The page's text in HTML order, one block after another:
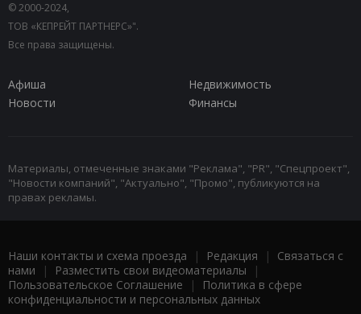
© 2000-2024,
ТОВ «КЕПРЕЙТ ПАРТНЕРС»".
Все права защищены.
Афиша
Недвижимость
Новости
Финансы
Материалы, отмеченные знаками "Реклама", "PR", "Спецпроект",
"Новости компаний", "Актуально", "Промо", публикуются на
правах рекламы.
Наши контакты и схема проезда | Редакция | Связаться с
нами | Разместить свои видеоматериалы |
Пользовательское Соглашение |
Политика в сфере
конфиденциальности и персональных данных